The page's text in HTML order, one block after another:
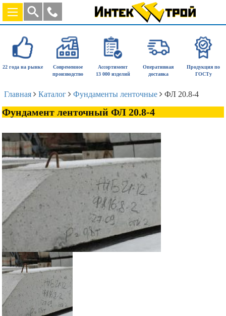
22 года на рынке
Современное
производство
Ассортимент
13 000 изделий
Оперативная
доставка
Продукция по
ГОСТу
Главная Каталог Фундаменты ленточные ФЛ 20.8-4
Фундамент ленточный ФЛ 20.8-4